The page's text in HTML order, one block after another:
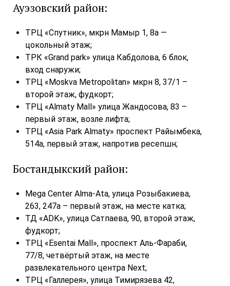
Ауэзовский район:
ТРЦ «Спутник», мкрн Мамыр 1, 8а —
цокольный этаж;
ТРК «Grand park» улица Кабдолова, 6 блок,
вход снаружи;
ТРЦ «Moskva Metropolitan» мкрн 8, 37/1 –
второй этаж, фудкорт;
ТРЦ «Almaty Mall» улица Жандосова, 83 –
первый этаж, возле лифта;
ТРЦ «Asia Park Almaty» проспект Райымбека,
514а, первый этаж, напротив ресепшн;
Бостандыкский район:
Mega Center Alma-Ata, улица Розыбакиева,
263, 247а – первый этаж, на месте катка;
ТД «ADK», улица Сатпаева, 90, второй этаж,
фудкорт;
ТРЦ «Esentai Mall», проспект Аль-Фараби,
77/8, четвёртый этаж, на месте
развлекательного центра Next;
ТРЦ «Галлерея», улица Тимирязева 42,